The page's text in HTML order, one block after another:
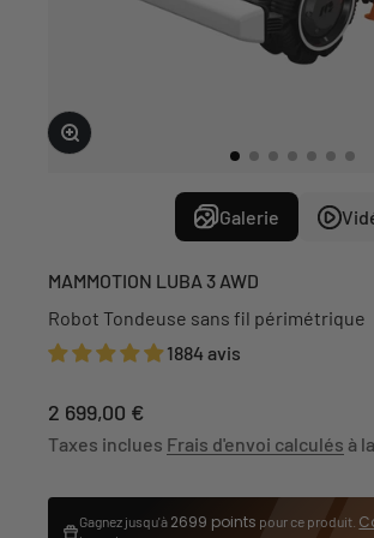
Zoomer sur l'image
Galerie
MAMMOTION LUBA 3 AWD
Robot Tondeuse sans fil périmétrique
1884 avis
Prix de vente
2 699,00 €
Taxes inclues Frais d'envoi calculés à
Gagnez jusqu'à 2699 points pour ce produit.